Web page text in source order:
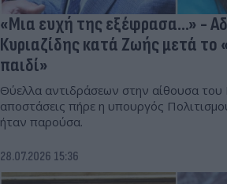
«Μια ευχή της εξέφρασα...» -
Κυριαζίδης κατά Ζωής μετά το
παιδί»
Θύελλα αντιδράσεων στην αίθουσα του
αποστάσεις πήρε η υπουργός
ήταν παρούσα.
28.07.2026 15:36